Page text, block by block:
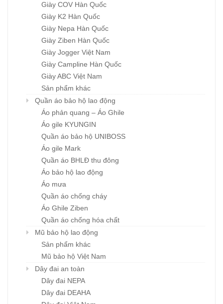
Giày COV Hàn Quốc
Giày K2 Hàn Quốc
Giày Nepa Hàn Quốc
Giày Ziben Hàn Quốc
Giày Jogger Việt Nam
Giày Campline Hàn Quốc
Giày ABC Việt Nam
Sản phẩm khác
Quần áo bảo hộ lao động
Áo phản quang – Áo Ghile
Áo gile KYUNGIN
Quần áo bảo hộ UNIBOSS
Áo gile Mark
Quần áo BHLĐ thu đông
Áo bảo hộ lao động
Áo mưa
Quần áo chống cháy
Áo Ghile Ziben
Quần áo chống hóa chất
Mũ bảo hộ lao động
Sản phẩm khác
Mũ bảo hộ Việt Nam
Dây đai an toàn
Dây đai NEPA
Dây đai DEAHA